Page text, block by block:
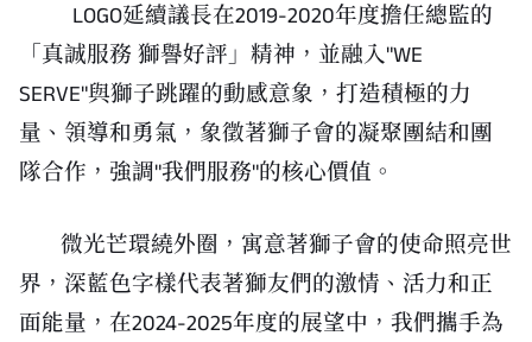
LOGO延續議長在2019-2020年度擔任總監的
「真誠服務 獅譽好評」精神，並融入"WE
SERVE"與獅子跳躍的動感意象，打造積極的力
量、領導和勇氣，象徵著獅子會的凝聚團結和團
隊合作，強調"我們服務"的核心價值。
微光芒環繞外圈，寓意著獅子會的使命照亮世
界，深藍色字樣代表著獅友們的激情、活力和正
面能量，在2024-2025年度的展望中，我們攜手為